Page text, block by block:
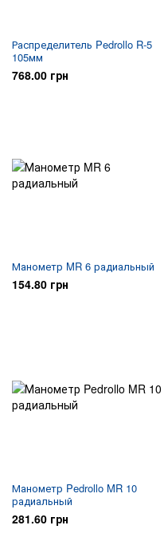
Распределитель Pedrollo R-5
105мм
768.00 грн
Манометр MR 6 радиальный
154.80 грн
Манометр Pedrollo MR 10
радиальный
281.60 грн